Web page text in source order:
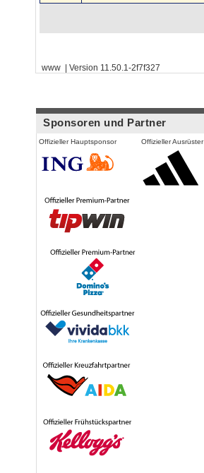
www | Version 11.50.1-2f7f327
Sponsoren und Partner
Offizieller Hauptsponsor Offizieller Ausrüster